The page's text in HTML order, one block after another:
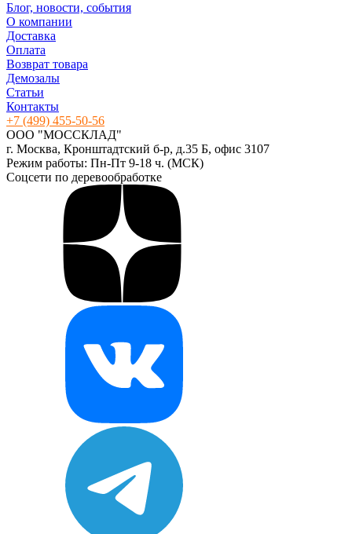
Блог, новости, события
О компании
Доставка
Оплата
Возврат товара
Демозалы
Статьи
Контакты
+7 (499) 455-50-56
ООО "МОССКЛАД"
г. Москва, Кронштадтский б-р, д.35 Б, офис 3107
Режим работы: Пн-Пт 9-18 ч. (МСК)
Соцсети по деревообработке